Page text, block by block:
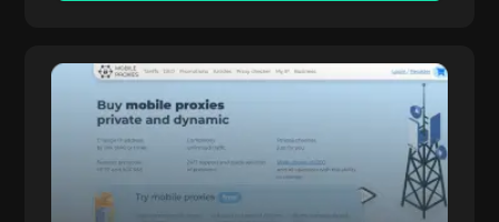
MobileProxySpace
MobileProxySpace
MobileProxy.Space 是一項移動代理服務，支援
在 40 多個國家切換地理位置，並接入 171 家行動
運營商。我們提供專屬代理，支援無限流量，協助
您安全完成 SMM、聯盟行銷、資料解析與應用測
試等任務。